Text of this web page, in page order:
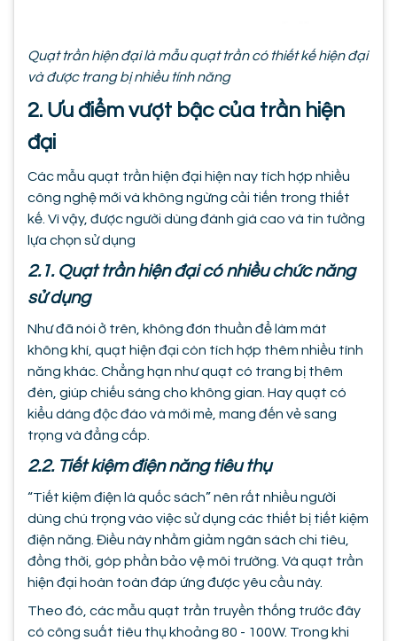
Quạt trần hiện đại là mẫu quạt trần có thiết kế hiện đại
và được trang bị nhiều tính năng
2. Ưu điểm vượt bậc của trần hiện
đại
Các mẫu quạt trần hiện đại hiện nay tích hợp nhiều
công nghệ mới và không ngừng cải tiến trong thiết
kế. Vì vậy, được người dùng đánh giá cao và tin tưởng
lựa chọn sử dụng
2.1. Quạt trần hiện đại có nhiều chức năng
sử dụng
Như đã nói ở trên, không đơn thuần để làm mát
không khí, quạt hiện đại còn tích hợp thêm nhiều tính
năng khác. Chẳng hạn như quạt có trang bị thêm
đèn, giúp chiếu sáng cho không gian. Hay quạt có
kiểu dáng độc đáo và mới mẻ, mang đến vẻ sang
trọng và đẳng cấp.
2.2. Tiết kiệm điện năng tiêu thụ
“Tiết kiệm điện là quốc sách” nên rất nhiều người
dùng chú trọng vào việc sử dụng các thiết bị tiết kiệm
điện năng. Điều này nhằm giảm ngân sách chi tiêu,
đồng thời, góp phần bảo vệ môi trường. Và quạt trần
hiện đại hoàn toàn đáp ứng được yêu cầu này.
Theo đó, các mẫu quạt trần truyền thống trước đây
có công suất tiêu thụ khoảng 80 - 100W. Trong khi